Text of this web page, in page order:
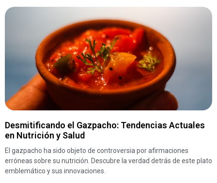
Desmitificando el Gazpacho: Tendencias Actuales
en Nutrición y Salud
El gazpacho ha sido objeto de controversia por afirmaciones
erróneas sobre su nutrición. Descubre la verdad detrás de este plato
emblemático y sus innovaciones.